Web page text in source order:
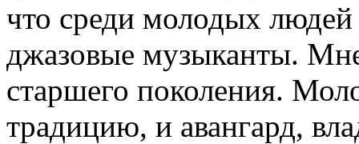
что среди молодых
джазовые музыканты.
старшего поколения.
традицию, и авангард,